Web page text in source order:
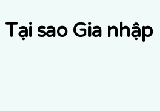
Tại sao Gia nhập